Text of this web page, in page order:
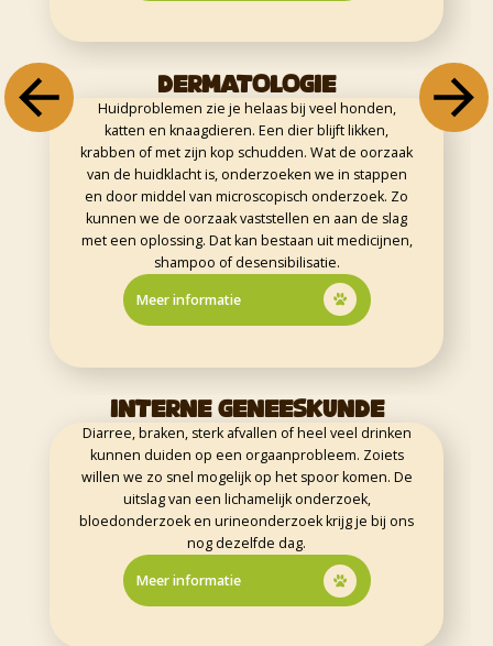
DERMATOLOGIE
Huidproblemen zie je helaas bij veel honden,
katten en knaagdieren. Een dier blijft likken,
krabben of met zijn kop schudden. Wat de oorzaak
van de huidklacht is, onderzoeken we in stappen
en door middel van microscopisch onderzoek. Zo
kunnen we de oorzaak vaststellen en aan de slag
met een oplossing. Dat kan bestaan uit medicijnen,
shampoo of desensibilisatie.
Meer informatie
INTERNE GENEESKUNDE
Diarree, braken, sterk afvallen of heel veel drinken
kunnen duiden op een orgaanprobleem. Zoiets
willen we zo snel mogelijk op het spoor komen. De
uitslag van een lichamelijk onderzoek,
bloedonderzoek en urineonderzoek krijg je bij ons
nog dezelfde dag.
Meer informatie